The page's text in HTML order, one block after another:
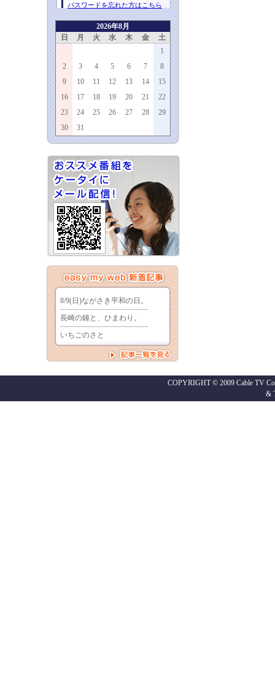
パスワードを忘れた方はこちら
2026年8月
日
月 火 水 木 金
土
1
2
3 4 5 6 7
8
9
10 11 12 13 14
15
16
17 18 19 20 21
22
23
24 25 26 27 28
29
30
31
COPYRIGHT © 2009 Cable TV
&